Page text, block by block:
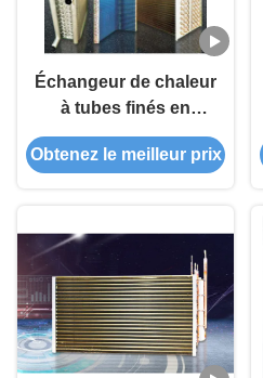
Échangeur de chaleur
à tubes finés en
papier de cuivre
antique avec
Obtenez le meilleur prix